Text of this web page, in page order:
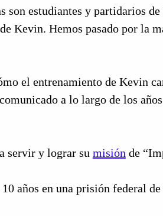
son estudiantes y partidarios
Kevin. Hemos pasado por la
el entrenamiento de Kevin
a lo largo de los
servir y lograr su misión de
años en una prisión federal